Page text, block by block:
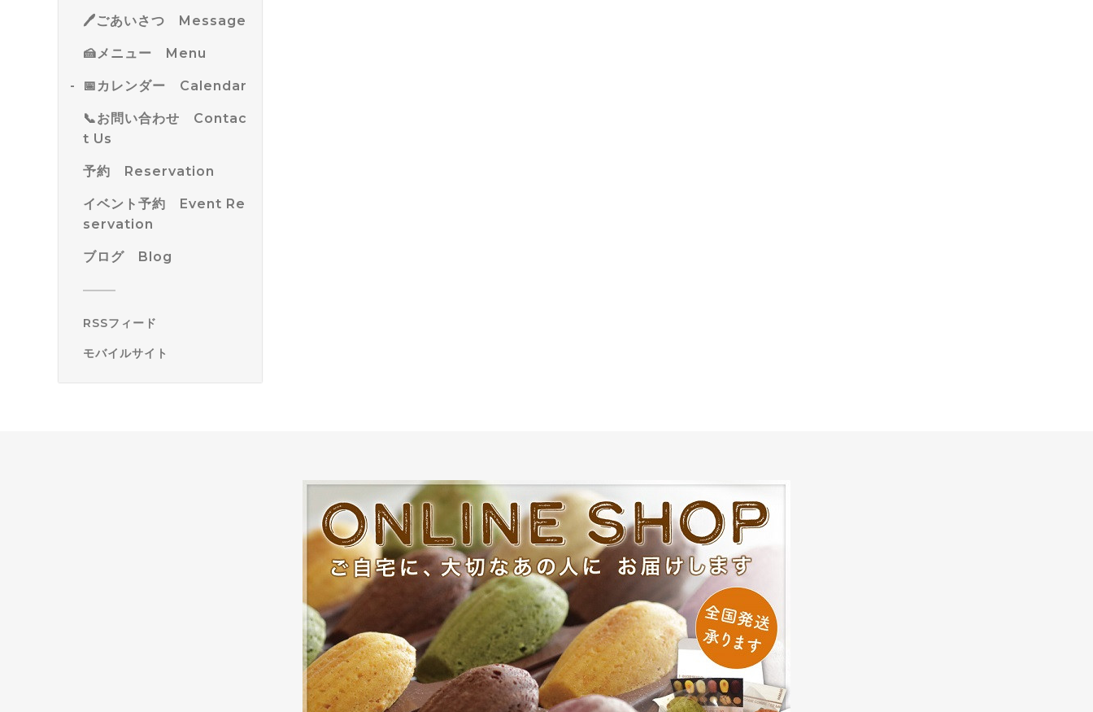
🖊ごあいさつ Message
🍰メニュー Menu
📅カレンダー Calendar
📞お問い合わせ Contac
t Us
予約 Reservation
イベント予約 Event Re
servation
ブログ Blog
RSSフィード
モバイルサイト